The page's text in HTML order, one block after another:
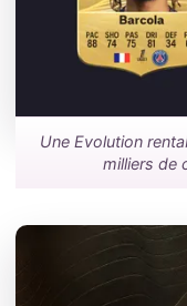
Une Evolution
milliers de